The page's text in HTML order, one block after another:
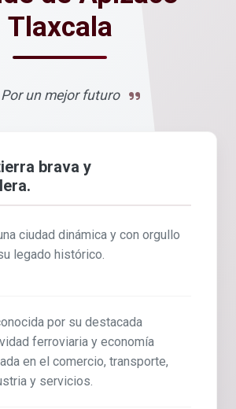
Tlaxcala
un mejor futuro
brava y
ciudad dinámica y con orgullo
legado histórico.
por su destacada
ferroviaria y economía
en el comercio, transporte,
y servicios.